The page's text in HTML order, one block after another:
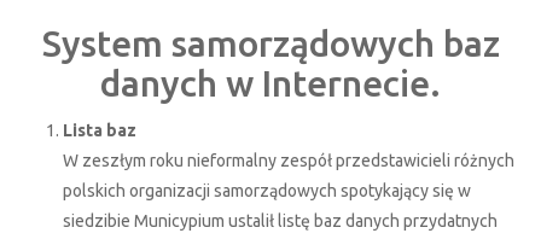
System samorządowych baz
danych w Internecie.
Lista baz
W zeszłym roku nieformalny zespół przedstawicieli różnych
polskich organizacji samorządowych spotykający się w
siedzibie Municypium ustalił listę baz danych przydatnych